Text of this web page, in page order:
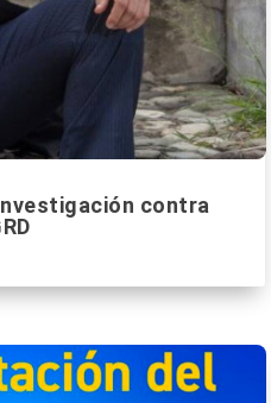
contra